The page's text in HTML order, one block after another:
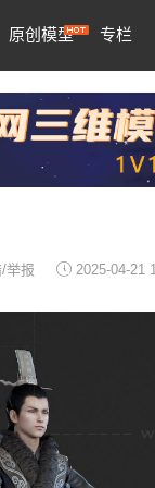
原创模型 专栏
举报 2025-04-21